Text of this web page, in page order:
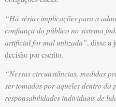
“Há sérias implicações para a
confiança do público no sistema
artificial for mal utilizada”, disse a
decisão por escrito.
“Nessas circunstâncias, medidas
ser tomadas por aqueles dentro da
responsabilidades individuais de